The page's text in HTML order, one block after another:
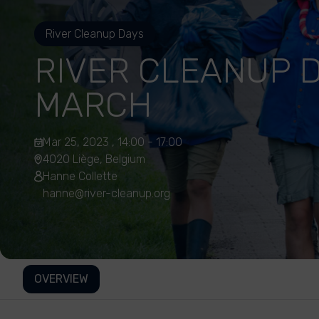
River Cleanup Days
RIVER CLEANUP
MARCH
Mar 25, 2023 , 14:00 - 17:00
4020 Liège, Belgium
Hanne Collette
hanne@river-cleanup.org
OVERVIEW